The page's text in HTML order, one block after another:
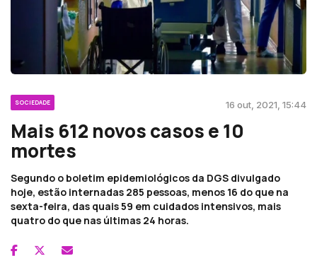
SOCIEDADE 16 out, 2021, 15:44
Mais 612 novos casos e 10
mortes
Segundo o boletim epidemiológicos da DGS divulgado
hoje, estão internadas 285 pessoas, menos 16 do que na
sexta-feira, das quais 59 em cuidados intensivos, mais
quatro do que nas últimas 24 horas.